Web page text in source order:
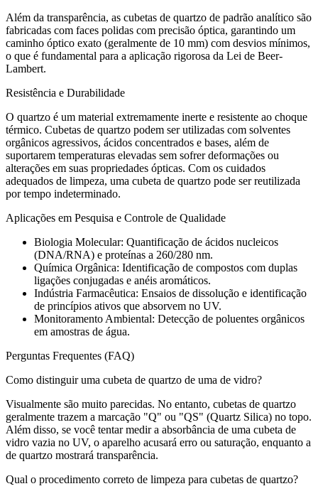
Além da transparência, as cubetas de quartzo de padrão analítico são
fabricadas com faces polidas com precisão óptica, garantindo um
caminho óptico exato (geralmente de 10 mm) com desvios mínimos,
o que é fundamental para a aplicação rigorosa da Lei de Beer-
Lambert.
Resistência e Durabilidade
O quartzo é um material extremamente inerte e resistente ao choque
térmico. Cubetas de quartzo podem ser utilizadas com solventes
orgânicos agressivos, ácidos concentrados e bases, além de
suportarem temperaturas elevadas sem sofrer deformações ou
alterações em suas propriedades ópticas. Com os cuidados
adequados de limpeza, uma cubeta de quartzo pode ser reutilizada
por tempo indeterminado.
Aplicações em Pesquisa e Controle de Qualidade
Biologia Molecular: Quantificação de ácidos nucleicos
(DNA/RNA) e proteínas a 260/280 nm.
Química Orgânica: Identificação de compostos com duplas
ligações conjugadas e anéis aromáticos.
Indústria Farmacêutica: Ensaios de dissolução e identificação
de princípios ativos que absorvem no UV.
Monitoramento Ambiental: Detecção de poluentes orgânicos
em amostras de água.
Perguntas Frequentes (FAQ)
Como distinguir uma cubeta de quartzo de uma de vidro?
Visualmente são muito parecidas. No entanto, cubetas de quartzo
geralmente trazem a marcação "Q" ou "QS" (Quartz Silica) no topo.
Além disso, se você tentar medir a absorbância de uma cubeta de
vidro vazia no UV, o aparelho acusará erro ou saturação, enquanto a
de quartzo mostrará transparência.
Qual o procedimento correto de limpeza para cubetas de quartzo?